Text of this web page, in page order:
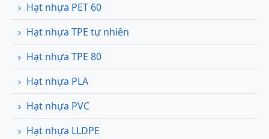
Hạt nhựa PET 60
Hạt nhựa TPE tự nhiên
Hạt nhựa TPE 80
Hạt nhựa PLA
Hạt nhựa PVC
Hạt nhựa LLDPE